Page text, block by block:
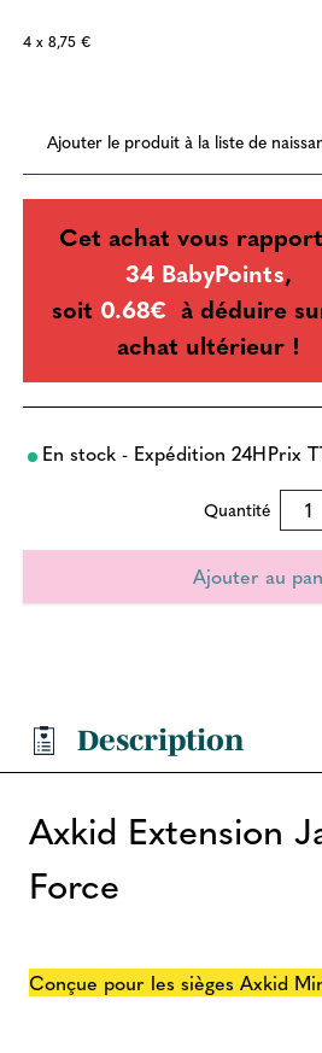
4 x 8,75 €
Ajouter le produit à la liste de
Cet achat vous
34 BabyPoints,
soit 0.68€ à déduire
achat ultérieur !
En stock - Expédition 24HPrix
Quantité
Description
Axkid Extension
Force
Conçue pour les sièges Axkid